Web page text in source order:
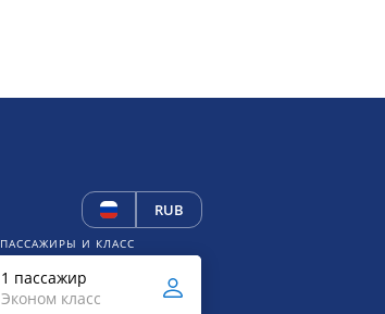
RUB
ПАССАЖИРЫ И КЛАСС
1 пассажир
Эконом класс